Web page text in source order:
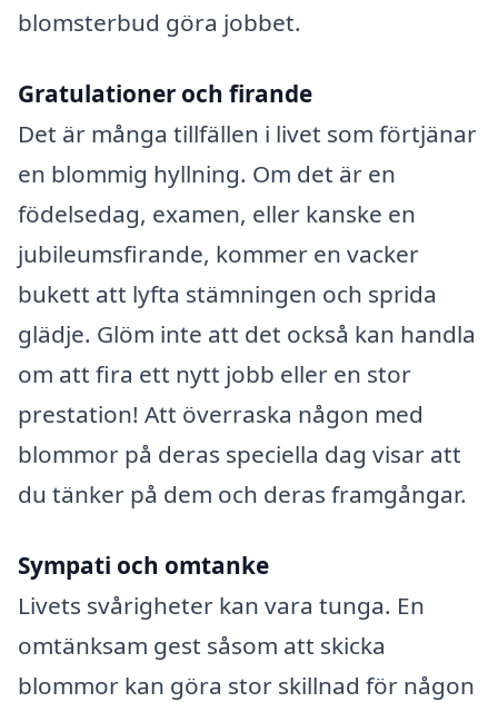
blomsterbud göra jobbet.
Gratulationer och firande
Det är många tillfällen i livet som förtjänar
en blommig hyllning. Om det är en
födelsedag, examen, eller kanske en
jubileumsfirande, kommer en vacker
bukett att lyfta stämningen och sprida
glädje. Glöm inte att det också kan handla
om att fira ett nytt jobb eller en stor
prestation! Att överraska någon med
blommor på deras speciella dag visar att
du tänker på dem och deras framgångar.
Sympati och omtanke
Livets svårigheter kan vara tunga. En
omtänksam gest såsom att skicka
blommor kan göra stor skillnad för någon